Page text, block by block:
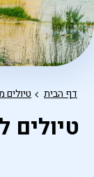
דף הבית טיולים
טיולים